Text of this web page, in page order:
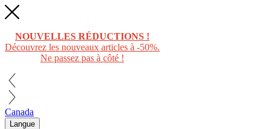
NOUVELLES RÉDUCTIONS !
Découvrez les nouveaux articles à -50%.
Ne passez pas à côté !
Canada
Langue